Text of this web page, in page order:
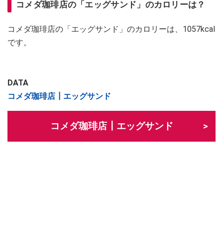
コメダ珈琲店の「エッグサンド」のカロリーは？
コメダ珈琲店の「エッグサンド」のカロリーは、1057kcal
です。
DATA
コメダ珈琲店┃エッグサンド
コメダ珈琲店┃エッグサンド